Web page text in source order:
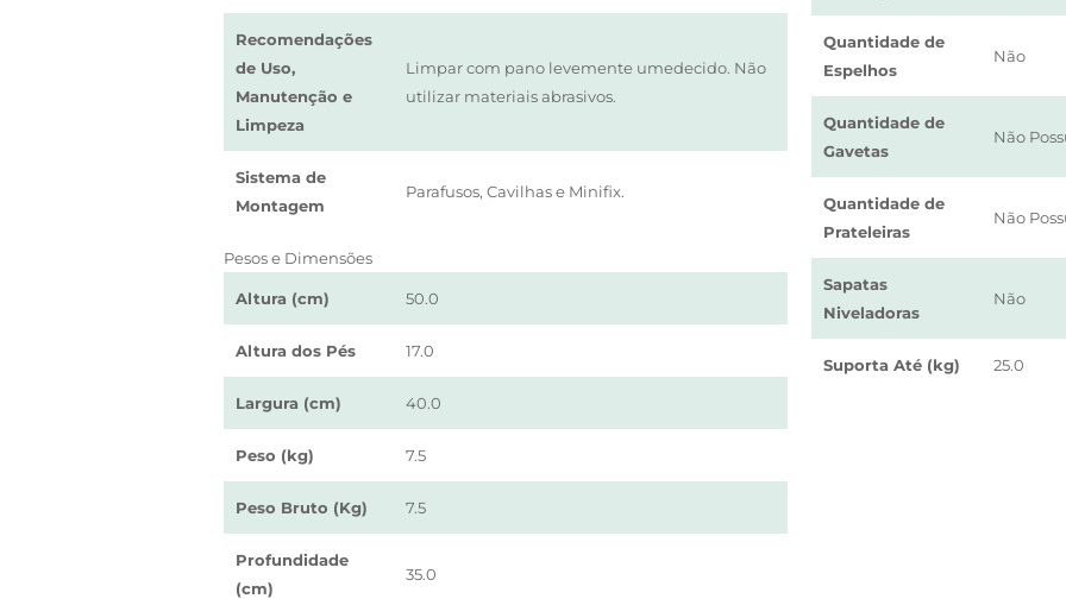
Recomendações
de Uso,
Manutenção e
Limpeza
Limpar com pano levemente umedecido. Não
utilizar materiais abrasivos.
Sistema de
Montagem
Parafusos, Cavilhas e Minifix.
Pesos e Dimensões
Altura (cm) 50.0
Altura dos Pés 17.0
Largura (cm) 40.0
Peso (kg) 7.5
Peso Bruto (Kg) 7.5
Profundidade
(cm)
35.0
Quantidade de
Espelhos
Não
Quantidade de
Gavetas
Não
Quantidade de
Prateleiras
Não
Sapatas
Niveladoras
Não
Suporta Até (kg) 25.0